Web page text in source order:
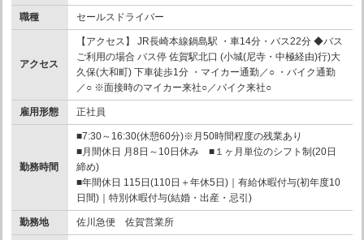
職種 セールスドライバー
アクセス
【アクセス】 JR長崎本線鍋島駅 ・車14分・バス22分 ◆バス
ご利用の場合 バス停 佐賀駅北口 (小城(尼寺・中極経由)行)大
久保(大和町) 下車徒歩1分 ・マイカー通勤／○ ・バイク通勤
／○ ※面接時のマイカー来社○／バイク来社○
雇用形態 正社員
勤務時間
■7:30～16:30(休憩60分)※月50時間程度の残業あり
■月間休日 月8日～10日休み ■１ヶ月単位のシフト制(20日
締め)
■年間休日 115日(110日＋年休5日)｜有給休暇付与(初年度10
日間)｜特別休暇付与(結婚・出産・忌引)
勤務地 佐川急便 佐賀営業所